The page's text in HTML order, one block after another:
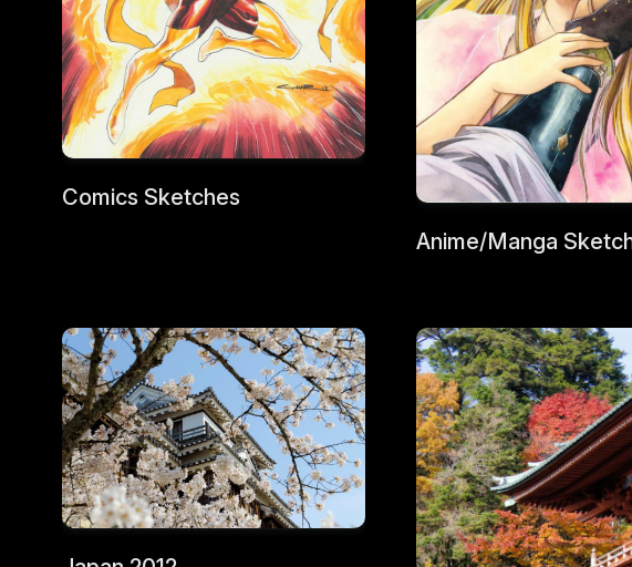
Comics Sketches
Anime/Manga